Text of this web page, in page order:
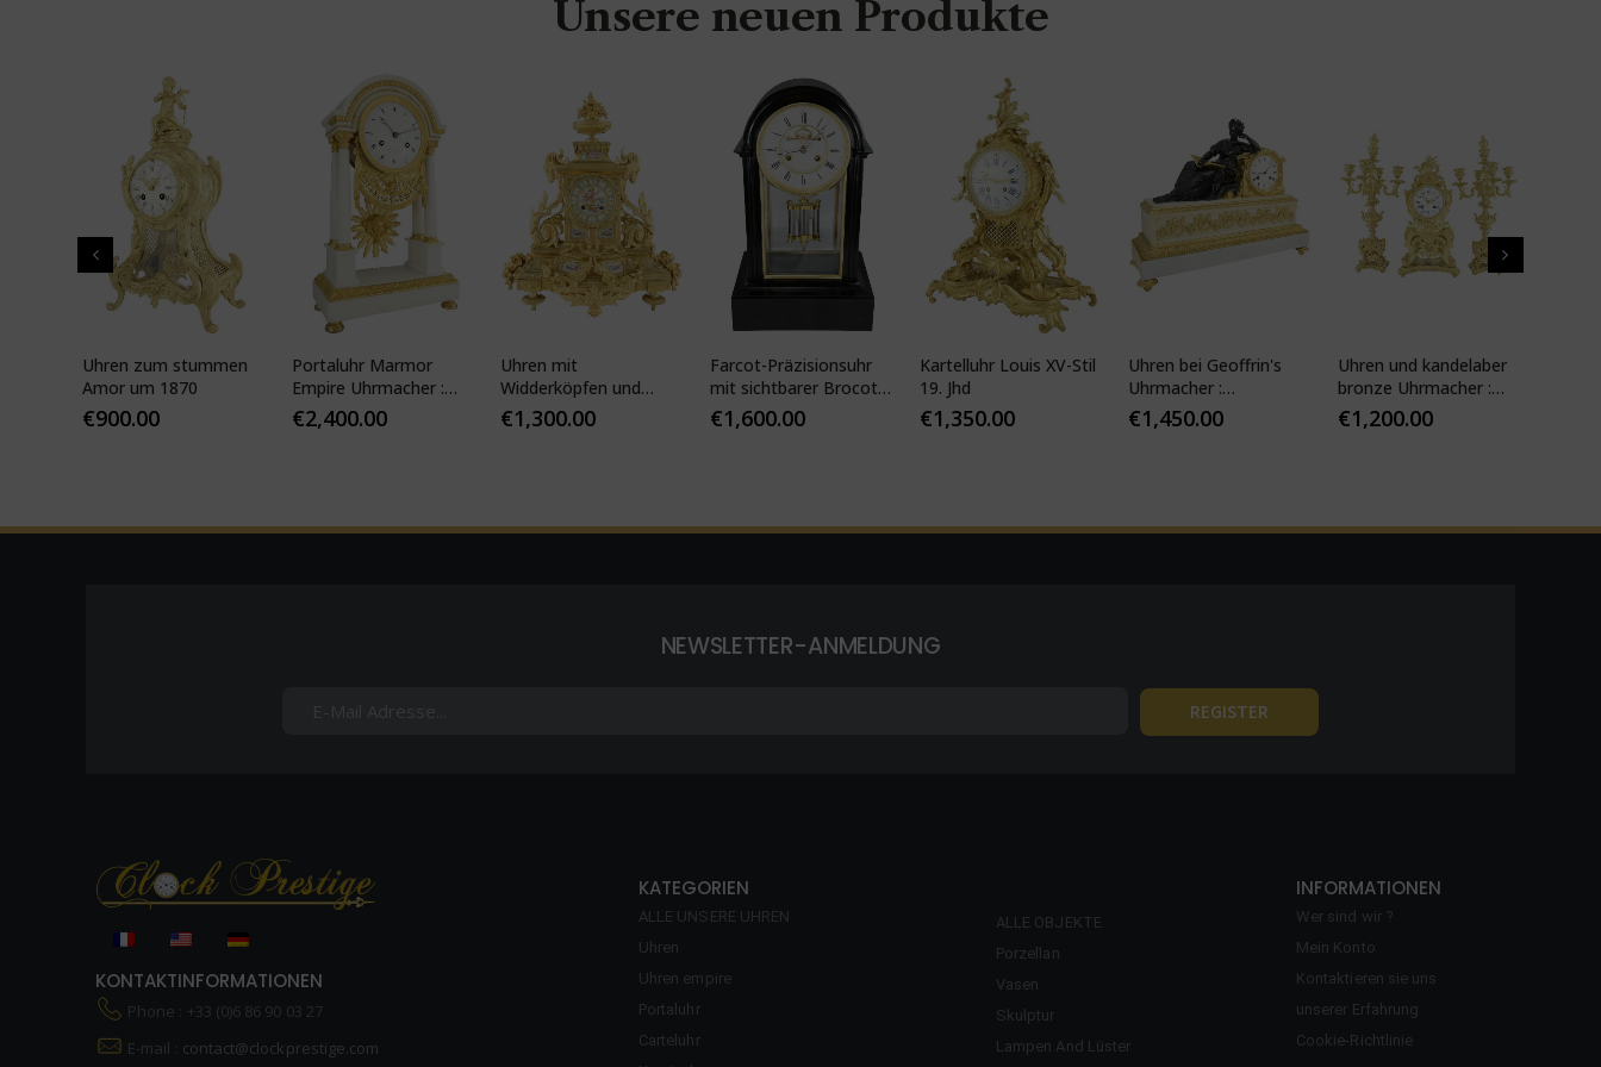
Unsere neuen Produkte
Uhren zum stummen
Amor um 1870
€900.00
Portaluhr Marmor
Empire Uhrmacher :
VEIBEL 1810
€2,400.00
Uhren mit
Widderköpfen und
Pariser Porzellan
€1,300.00
Farcot-Präzisionsuhr
mit sichtbarer Brocot-
Hemmung
€1,600.00
Kartelluhr Louis XV-Stil
19. Jhd
€1,350.00
Uhren bei Geoffrin's
Uhrmacher :
Desfontaines 1850
€1,450.00
Uhren und kandelaber
bronze Uhrmacher :
Mougin
€1,200.00
NEWSLETTER-ANMELDUNG
KONTAKTINFORMATIONEN
Phone : +33 (0)6 86 90 03 27
E-mail : contact@clockprestige.com
KATEGORIEN
ALLE UNSERE UHREN
Uhren
Uhren empire
Portaluhr
Carteluhr
ALLE OBJEKTE
Porzellan
Vasen
Skulptur
Lampen And Lüster
INFORMATIONEN
Wer sind wir ?
Mein Konto
Kontaktieren sie uns
unserer Erfahrung
Cookie-Richtlinie